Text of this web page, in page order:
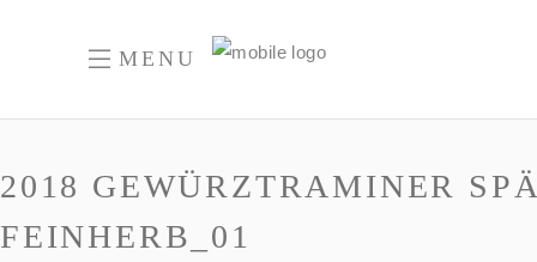
MENU
2018 GEWÜRZTRAMINER
FEINHERB_01